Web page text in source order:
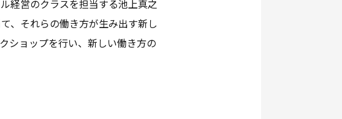
経営のクラスを担当する池上真之
、それらの働き方が生み出す新し
ショップを行い、新しい働き方の